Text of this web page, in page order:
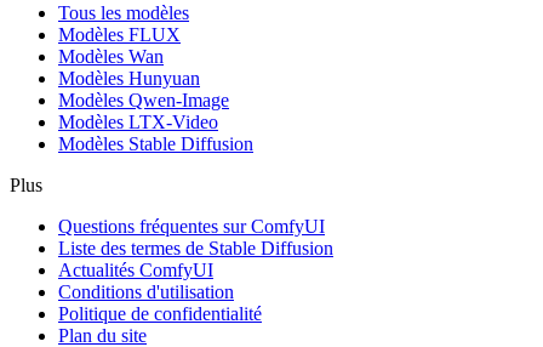
Tous les modèles
Modèles FLUX
Modèles Wan
Modèles Hunyuan
Modèles Qwen-Image
Modèles LTX-Video
Modèles Stable Diffusion
Plus
Questions fréquentes sur ComfyUI
Liste des termes de Stable Diffusion
Actualités ComfyUI
Conditions d'utilisation
Politique de confidentialité
Plan du site